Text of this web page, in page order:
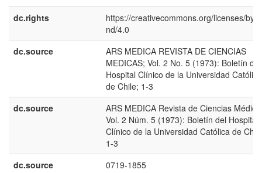
dc.rights
https://creativecommons.org/licenses/by-
nd/4.0
dc.source
ARS MEDICA REVISTA DE CIENCIAS
MEDICAS; Vol. 2 No. 5 (1973): Boletín del
Hospital Clínico de la Universidad Católica
de Chile; 1-3
dc.source
ARS MEDICA Revista de Ciencias
Vol. 2 Núm. 5 (1973): Boletín del Hospital
Clínico de la Universidad Católica de
1-3
dc.source
0719-1855